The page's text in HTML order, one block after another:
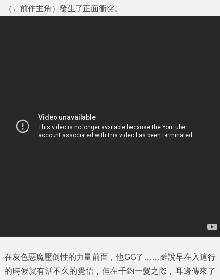
（←前作主角）發生了正面衝突。
在灰色惡魔壓倒性的力量前面，他GG了……雖說早在入這行
的時候就有活不久的覺悟，但在千鈞一髮之際，耳邊傳來了